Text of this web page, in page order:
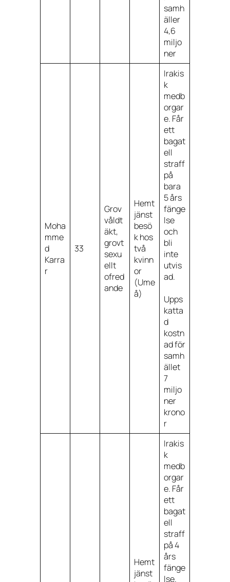
samh
äller
4,6
miljo
ner
Moha
mme
d
Karra
r
33
Grov
våldt
äkt,
grovt
sexu
ellt
ofred
ande
Hemt
jänst
besö
k hos
två
kvinn
or
(Ume
å)
Irakis
k
medb
orgar
e. Får
ett
bagat
ell
straff
på
bara
5 års
fänge
lse
och
bli
inte
utvis
ad.
Upps
katta
d
kostn
ad för
samh
ället
7
miljo
ner
krono
r
Hemt
jänst
Irakis
k
medb
orgar
e. Får
ett
bagat
ell
straff
på 4
års
fänge
lse.